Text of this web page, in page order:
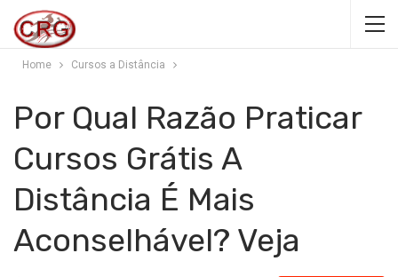
Home Cursos a Distância
Por Qual Razão Praticar
Cursos Grátis A
Distância É Mais
Aconselhável? Veja